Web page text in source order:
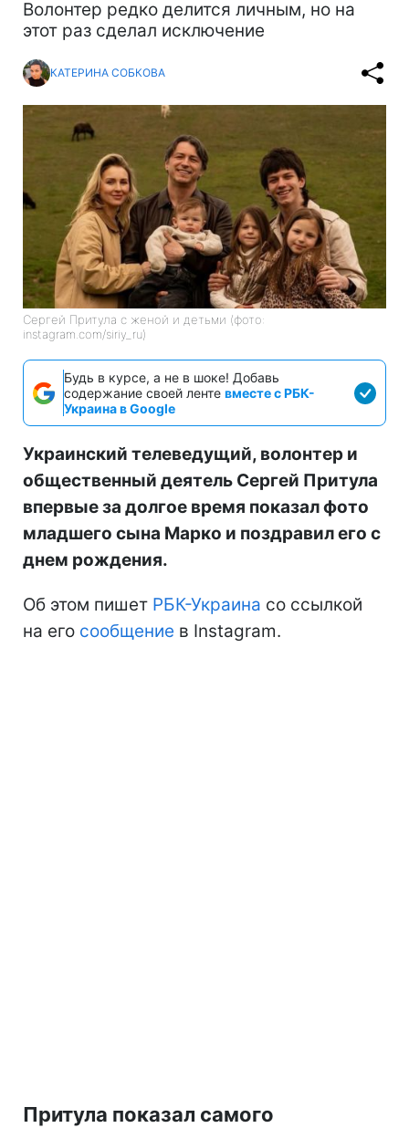
Волонтер редко делится личным, но на
этот раз сделал исключение
КАТЕРИНА СОБКОВА
Сергей Притула с женой и детьми (фото:
instagram.com/siriy_ru)
Будь в курсе, а не в шоке! Добавь
содержание своей ленте вместе с РБК-
Украина в Google
Украинский телеведущий, волонтер и
общественный деятель Сергей Притула
впервые за долгое время показал фото
младшего сына Марко и поздравил его с
днем рождения.
Об этом пишет РБК-Украина со ссылкой
на его сообщение в Instagram.
Притула показал самого